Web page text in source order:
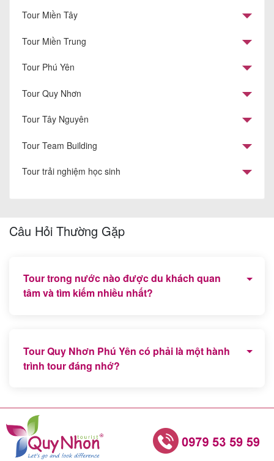
Tour Miền Tây
Tour Miền Trung
Tour Phú Yên
Tour Quy Nhơn
Tour Tây Nguyên
Tour Team Building
Tour trải nghiệm học sinh
Câu Hỏi Thường Gặp
Tour trong nước nào được du khách quan
tâm và tìm kiếm nhiều nhất?
khách lựa chọn và đăng ký nhiều nhất.
Tour Quy Nhơn Phú Yên có phải là một hành
trình tour đáng nhớ?
mới còn hoang sơ với nhiều bãi biển đẹp trong xanh
nên chắc chắn sẽ là 1 hành trình trải nghiệm thú vị
của du khách phương xa.